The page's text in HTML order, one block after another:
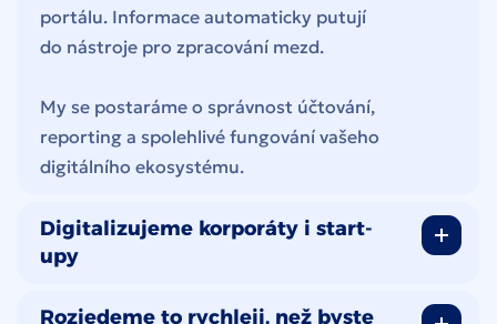
portálu. Informace automaticky putují
do nástroje pro zpracování mezd.
My se postaráme o správnost účtování,
reporting a spolehlivé fungování vašeho
digitálního ekosystému.
Digitalizujeme korporáty i start-
upy
Rozjedeme to rychleji, než byste